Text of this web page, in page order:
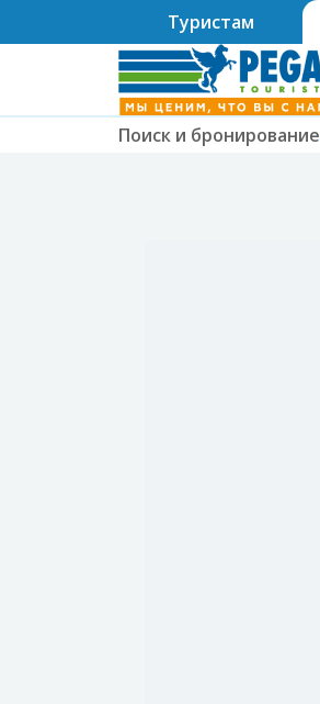
Туристам
Поиск и бронирование